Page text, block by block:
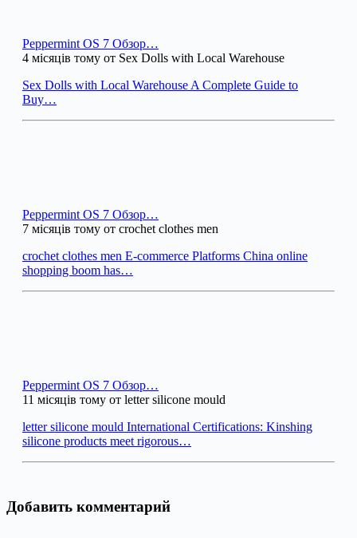
Peppermint OS 7 Обзор…
4 місяців тому от Sex Dolls with Local Warehouse
Sex Dolls with Local Warehouse A Complete Guide to
Buy…
Peppermint OS 7 Обзор…
7 місяців тому от crochet clothes men
crochet clothes men E-commerce Platforms China online
shopping boom has…
Peppermint OS 7 Обзор…
11 місяців тому от letter silicone mould
letter silicone mould International Certifications: Kinshing
silicone products meet rigorous…
Добавить комментарий